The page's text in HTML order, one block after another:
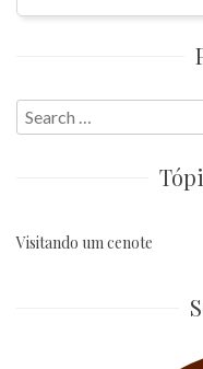
Search
for:
Visitando um cenote